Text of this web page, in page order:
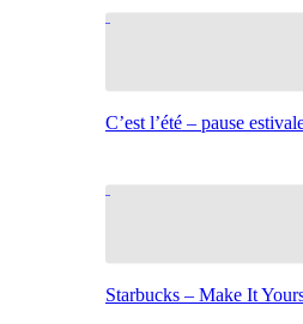
C’est l’été – pause
Starbucks – Make It